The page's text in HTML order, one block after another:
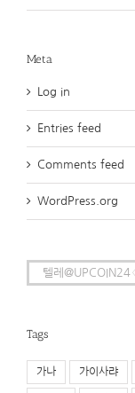
Meta
Log in
Entries feed
Comments feed
WordPress.org
Search
for:
Tags
가나 가이사랴